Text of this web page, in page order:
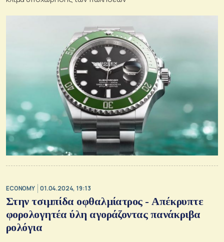
ECONOMY 01.04.2024, 19:13
Στην τσιμπίδα οφθαλμίατρος - Απέκρυπτε
φορολογητέα ύλη αγοράζοντας πανάκριβα
ρολόγια